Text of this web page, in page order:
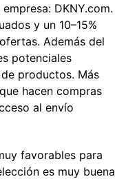
DKNY.com.
y un 10–15%
Además del
potenciales
productos. Más
hacen compras
al envío
favorables para
es muy buena